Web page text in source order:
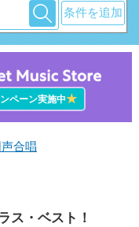
条件を追加
ペーン実施中★
合唱
ス・ベスト！